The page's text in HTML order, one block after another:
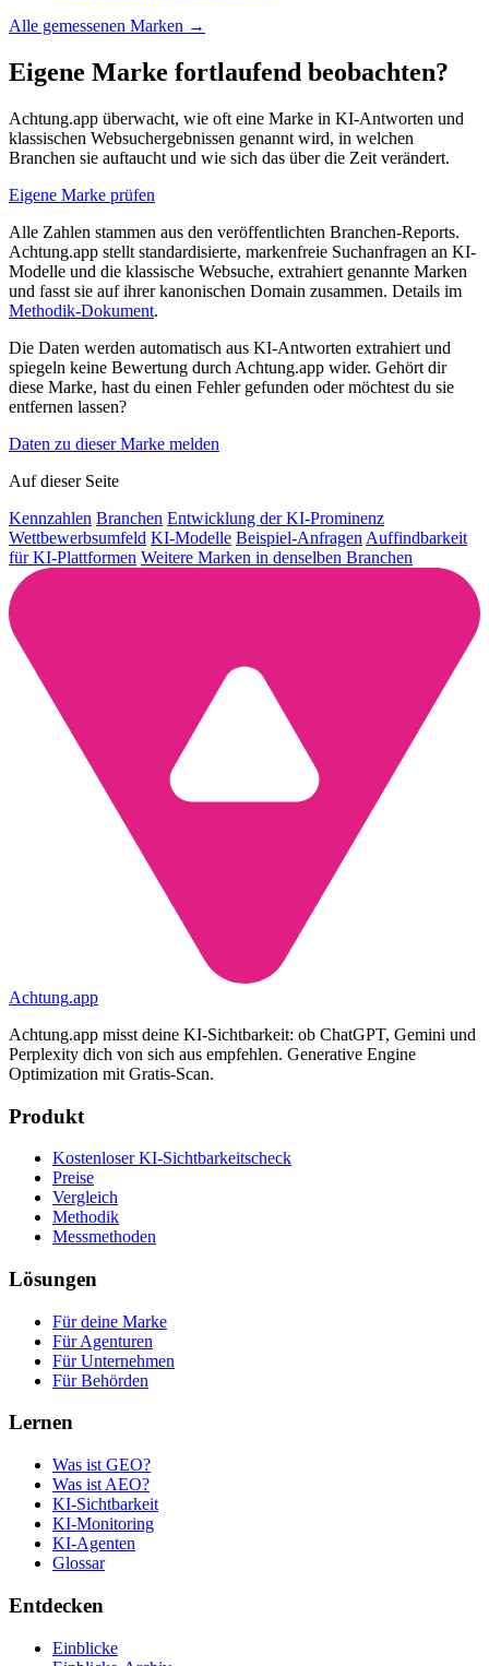
Alle gemessenen Marken →
Eigene Marke fortlaufend beobachten?
Achtung.app überwacht, wie oft eine Marke in KI-Antworten und
klassischen Websuchergebnissen genannt wird, in welchen
Branchen sie auftaucht und wie sich das über die Zeit verändert.
Eigene Marke prüfen
Alle Zahlen stammen aus den veröffentlichten Branchen-Reports.
Achtung.app stellt standardisierte, markenfreie Suchanfragen an KI-
Modelle und die klassische Websuche, extrahiert genannte Marken
und fasst sie auf ihrer kanonischen Domain zusammen. Details im
Methodik-Dokument.
Die Daten werden automatisch aus KI-Antworten extrahiert und
spiegeln keine Bewertung durch Achtung.app wider. Gehört dir
diese Marke, hast du einen Fehler gefunden oder möchtest du sie
entfernen lassen?
Daten zu dieser Marke melden
Auf dieser Seite
Kennzahlen Branchen Entwicklung der KI-Prominenz
Wettbewerbsumfeld KI-Modelle Beispiel-Anfragen Auffindbarkeit
für KI-Plattformen Weitere Marken in denselben Branchen
Achtung.app
Achtung.app misst deine KI-Sichtbarkeit: ob ChatGPT, Gemini und
Perplexity dich von sich aus empfehlen. Generative Engine
Optimization mit Gratis-Scan.
Produkt
Kostenloser KI-Sichtbarkeitscheck
Preise
Vergleich
Methodik
Messmethoden
Lösungen
Für deine Marke
Für Agenturen
Für Unternehmen
Für Behörden
Lernen
Was ist GEO?
Was ist AEO?
KI-Sichtbarkeit
KI-Monitoring
KI-Agenten
Glossar
Entdecken
Einblicke